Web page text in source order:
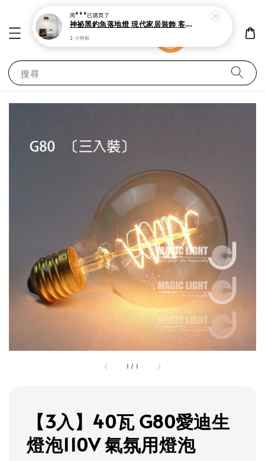
搜尋
1 / 1
【3入】40瓦 G80愛迪生
燈泡110V 氣氛用燈泡
周***已購買了
神祕黑釣魚落地燈 現代家居裝飾 客廳 書房與臥室立燈
2 小時前